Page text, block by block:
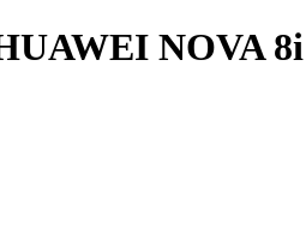
NOVA 8i